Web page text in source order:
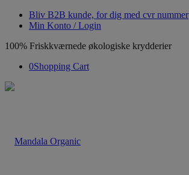
Bliv B2B kunde, for dig med cvr nummer
Min Konto / Login
100% Friskkværnede økologiske krydderier
0Shopping Cart